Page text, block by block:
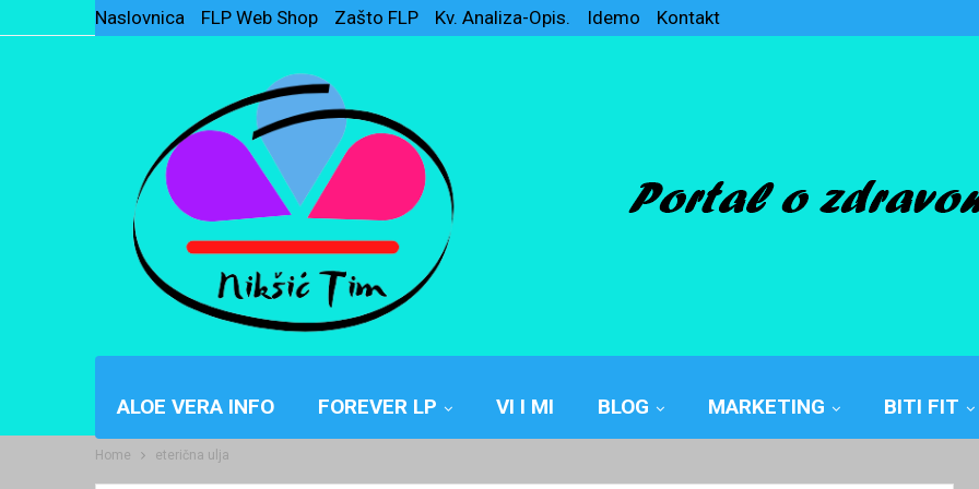
Naslovnica FLP Web Shop Zašto FLP Kv. Analiza-Opis. Idemo Kontakt
ALOE VERA INFO FOREVER LP VI I MI BLOG MARKETING BITI FIT
Home eterična ulja